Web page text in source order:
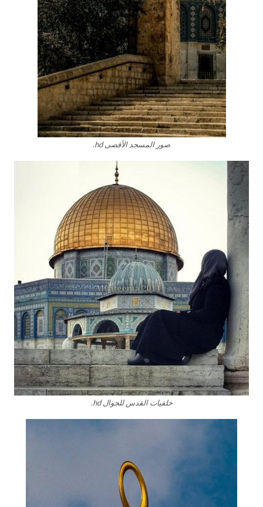
صور المسجد الأقصى hd.
خلفيات القدس للجوال hd.